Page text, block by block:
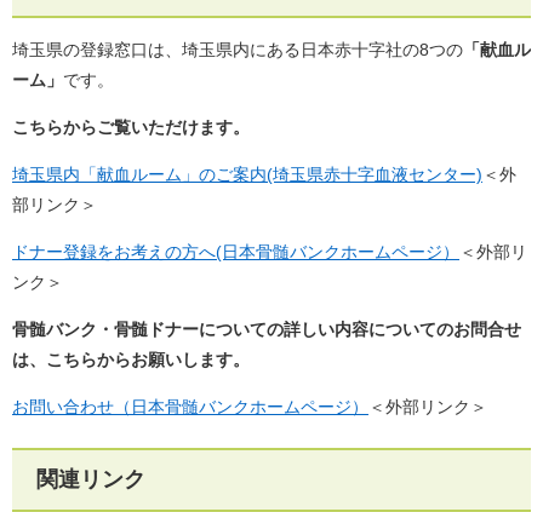
埼玉県の登録窓口は、埼玉県内にある日本赤十字社の8つの 「献血ル
ーム」 です。
こちらからご覧いただけます。
埼玉県内「献血ルーム」のご案内(埼玉県赤十字血液センター) ＜外
部リンク＞
ドナー登録をお考えの方へ(日本骨髄バンクホームページ）
＜外部リ
ンク＞
骨髄バンク・骨髄ドナーについての詳しい内容についてのお問合せ
は、こちらからお願いします。
お問い合わせ（日本骨髄バンクホームページ） ＜外部リンク＞
関連リンク